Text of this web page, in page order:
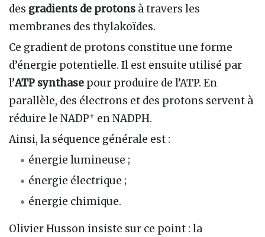
des gradients de protons à travers les
membranes des thylakoïdes.
Ce gradient de protons constitue une forme
d’énergie potentielle. Il est ensuite utilisé par
l’ATP synthase pour produire de l’ATP. En
parallèle, des électrons et des protons servent à
réduire le NADP+ en NADPH.
Ainsi, la séquence générale est :
énergie lumineuse ;
énergie électrique ;
énergie chimique.
Olivier Husson insiste sur ce point : la